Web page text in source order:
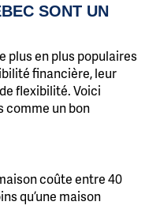
SONT UN
plus en plus populaires
financière, leur
flexibilité. Voici
comme un bon
coûte entre 40
qu’une maison